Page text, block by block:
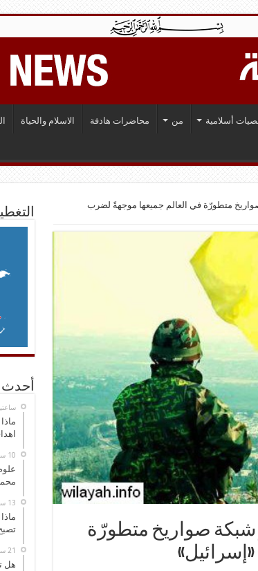
أسلامية من محاضرات هادفة الاسلام والحياة
متطورّة في العالم جميعها موجهةً لضرب
صواريخ متطورّة
أحدث
هل